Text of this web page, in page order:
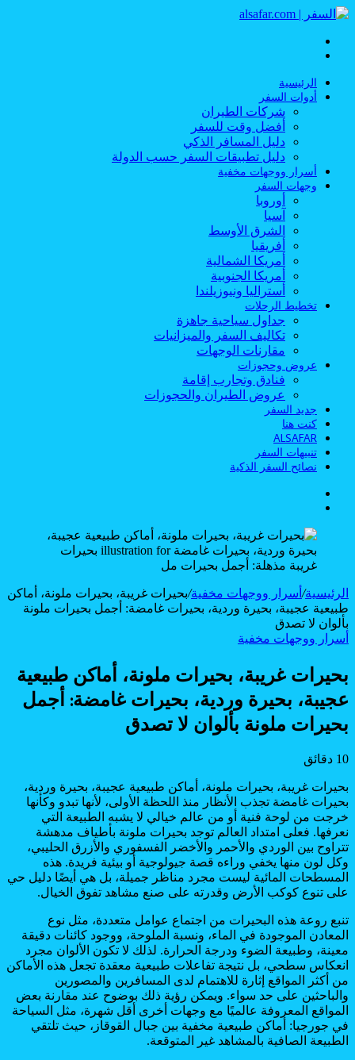
الرئيسية
أدوات السفر
شركات الطيران
أفضل وقت للسفر
دليل المسافر الذكي
دليل تطبيقات السفر حسب الدولة
أسرار ووجهات مخفية
وجهات السفر
أوروبا
آسيا
الشرق الأوسط
أفريقيا
أمريكا الشمالية
أمريكا الجنوبية
أستراليا ونيوزيلندا
تخطيط الرحلات
جداول سياحية جاهزة
تكاليف السفر والميزانيات
مقارنات الوجهات
عروض وحجوزات
فنادق وتجارب إقامة
عروض الطيران والحجوزات
جديد السفر
كنت هنا
ALSAFAR
تنبيهات السفر
نصائح السفر الذكية
الرئيسية/ أسرار ووجهات مخفية/بحيرات غريبة، بحيرات ملونة، أماكن
طبيعية عجيبة، بحيرة وردية، بحيرات غامضة: أجمل بحيرات ملونة
بألوان لا تصدق
أسرار ووجهات مخفية
بحيرات غريبة، بحيرات ملونة، أماكن طبيعية
عجيبة، بحيرة وردية، بحيرات غامضة: أجمل
بحيرات ملونة بألوان لا تصدق
10 دقائق
بحيرات غريبة، بحيرات ملونة، أماكن طبيعية عجيبة، بحيرة وردية،
بحيرات غامضة تجذب الأنظار منذ اللحظة الأولى، لأنها تبدو وكأنها
خرجت من لوحة فنية أو من عالم خيالي لا يشبه الطبيعة التي
نعرفها. فعلى امتداد العالم توجد بحيرات ملونة بأطياف مدهشة
تتراوح بين الوردي والأحمر والأخضر الفسفوري والأزرق الحليبي،
وكل لون منها يخفي وراءه قصة جيولوجية أو بيئية فريدة. هذه
المسطحات المائية ليست مجرد مناظر جميلة، بل هي أيضًا دليل حي
على تنوع كوكب الأرض وقدرته على صنع مشاهد تفوق الخيال.
تنبع روعة هذه البحيرات من اجتماع عوامل متعددة، مثل نوع
المعادن الموجودة في الماء، ونسبة الملوحة، ووجود كائنات دقيقة
معينة، وطبيعة الضوء ودرجة الحرارة. لذلك لا تكون الألوان مجرد
انعكاس سطحي، بل نتيجة تفاعلات طبيعية معقدة تجعل هذه الأماكن
من أكثر المواقع إثارة للاهتمام لدى المسافرين والمصورين
والباحثين على حد سواء. ويمكن رؤية ذلك بوضوح عند مقارنة بعض
المواقع المعروفة عالميًا مع وجهات أخرى أقل شهرة، مثل السياحة
في جورجيا: أماكن طبيعية مخفية بين جبال القوقاز، حيث تلتقي
الطبيعة الصافية بالمشاهد غير المتوقعة.